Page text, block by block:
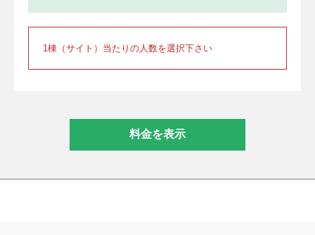
1棟（サイト）当たりの人数を選択下さい
料金を表示